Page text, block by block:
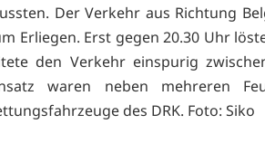
Der Verkehr aus Richtung
Erliegen. Erst gegen 20.30 Uhr
den Verkehr einspurig
waren neben mehreren
des DRK. Foto: Siko